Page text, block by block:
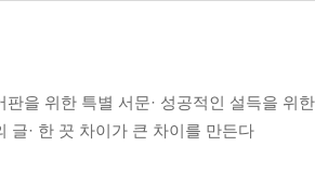
판을 위한 특별 서문· 성공적인 설득을 위한
글· 한 끗 차이가 큰 차이를 만든다